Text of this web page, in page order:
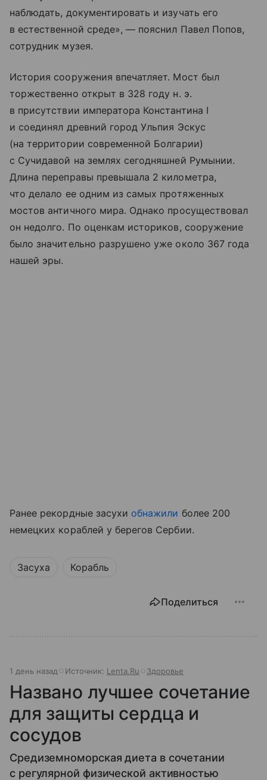
наблюдать, документировать и изучать его
в естественной среде», — пояснил Павел Попов,
сотрудник музея.
История сооружения впечатляет. Мост был
торжественно открыт в 328 году н. э.
в присутствии императора Константина I
и соединял древний город Ульпия Эскус
(на территории современной Болгарии)
с Сучидавой на землях сегодняшней Румынии.
Длина переправы превышала 2 километра,
что делало ее одним из самых протяженных
мостов античного мира. Однако просуществовал
он недолго. По оценкам историков, сооружение
было значительно разрушено уже около 367 года
нашей эры.
Ранее рекордные засухи обнажили более 200
немецких кораблей у берегов Сербии.
Засуха Корабль
Поделиться
1 день назад Источник: Lenta.Ru Здоровье
Названо лучшее сочетание
для защиты сердца и
сосудов
Средиземноморская диета в сочетании
с регулярной физической активностью